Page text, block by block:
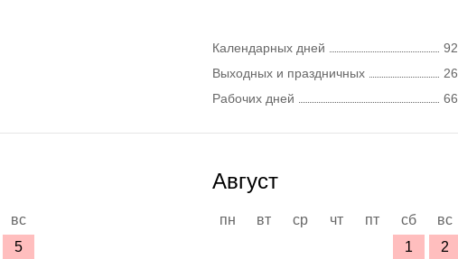
Календарных дней
92
Выходных и праздничных
26
Рабочих дней
66
вс
5
Август
пн вт ср чт пт сб
вс
1
2